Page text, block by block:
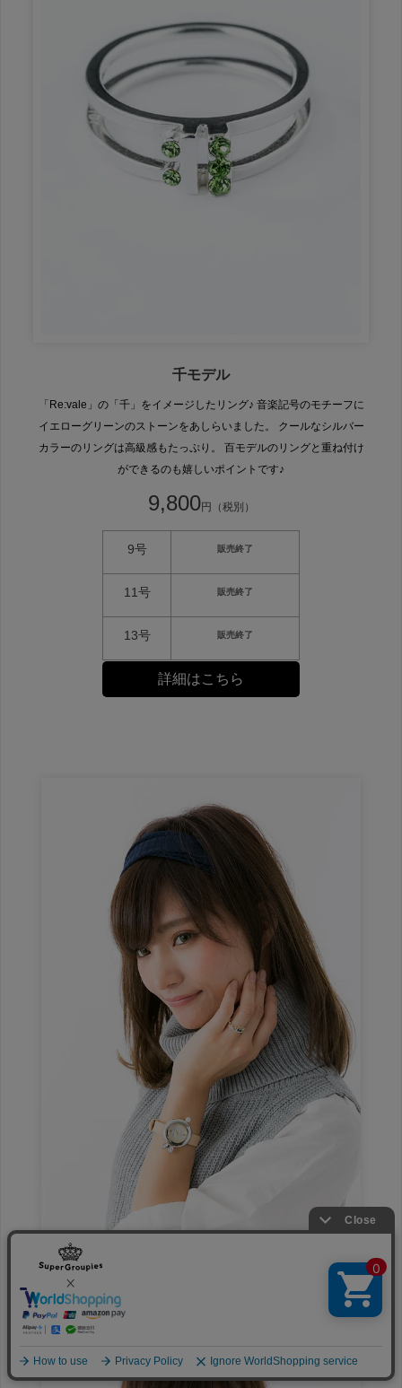
千モデル
「Re:vale」の「千」をイメージしたリング♪ 音楽記号のモチーフに
イエローグリーンのストーンをあしらいました。 クールなシルバー
カラーのリングは高級感もたっぷり。 百モデルのリングと重ね付け
ができるのも嬉しいポイントです♪
9,800円（税別）
9号 販売終了
11号 販売終了
13号 販売終了
詳細はこちら